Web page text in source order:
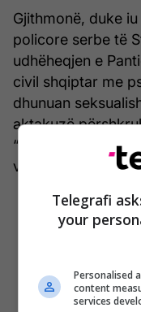
Gjithmonë, duke
policore serbe të
udhëheqjen e
civil shqiptar me
dhunuan
aktakuzë
“B1”. Dy të
vrasje të disa
Telegrafi
your
Personalised
content
services